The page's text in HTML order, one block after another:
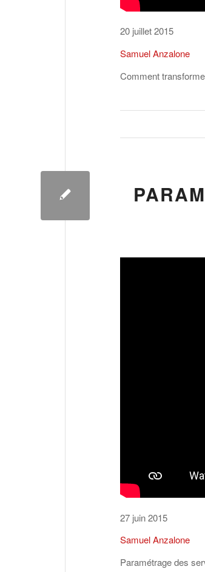
20 juillet 2015
Samuel Anzalone
Comment
27 juin 2015
Samuel Anzalone
Paramétrage des